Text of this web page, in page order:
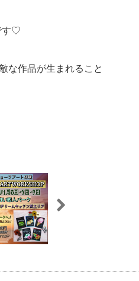
す♡
な作品が生まれること